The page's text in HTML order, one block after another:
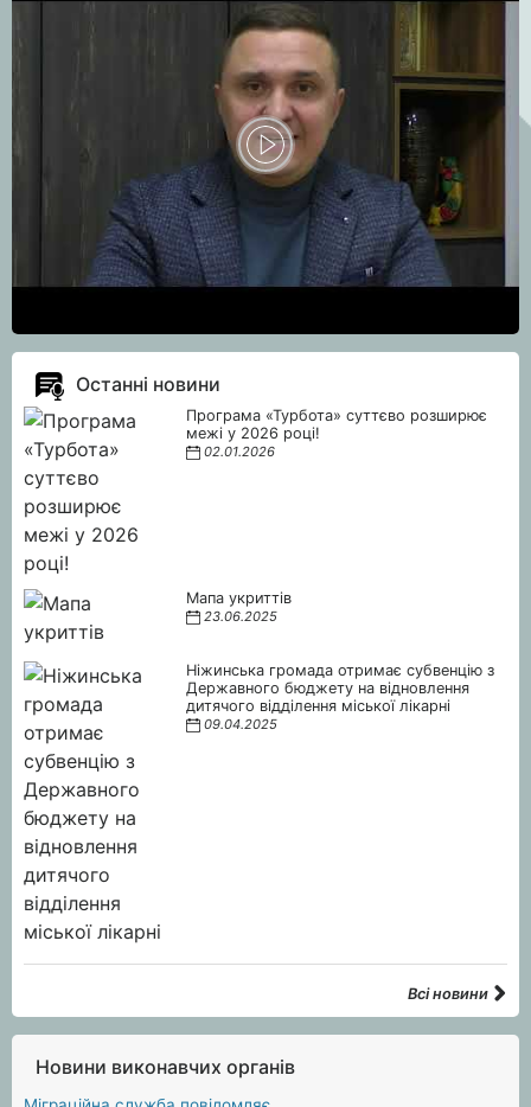
Останні новини
Програма «Турбота» суттєво розширює
межі у 2026 році!
02.01.2026
Мапа укриттів
23.06.2025
Ніжинська громада отримає субвенцію з
Державного бюджету на відновлення
дитячого відділення міської лікарні
09.04.2025
Всі новини
Новини виконавчих органів